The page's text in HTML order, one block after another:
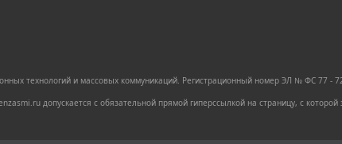
технологий и массовых коммуникаций. Регистрационный номер ЭЛ № ФС 77 -
допускается с обязательной прямой гиперссылкой на страницу, с